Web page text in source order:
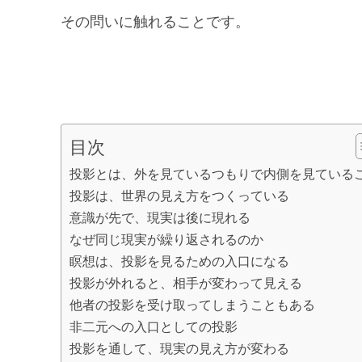
その問いに触れることです。
目次
投影とは、外を見ているつもりで内側を見ている
投影は、世界の見え方をつくっている
意識が先で、現実は後に現れる
なぜ同じ現実が繰り返されるのか
瞑想は、投影を見るための入口になる
投影が外れると、相手が変わって見える
他者の投影を受け取ってしまうこともある
非二元への入口としての投影
投影を通して、現実の見え方が変わる